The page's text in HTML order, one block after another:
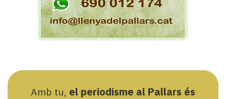
Amb tu, el periodisme al Pallars és